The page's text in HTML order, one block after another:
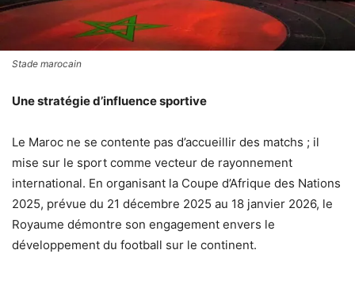
Stade marocain
Une stratégie d’influence sportive
Le Maroc ne se contente pas d’accueillir des matchs ; il
mise sur le sport comme vecteur de rayonnement
international. En organisant la Coupe d’Afrique des Nations
2025, prévue du 21 décembre 2025 au 18 janvier 2026, le
Royaume démontre son engagement envers le
développement du football sur le continent.